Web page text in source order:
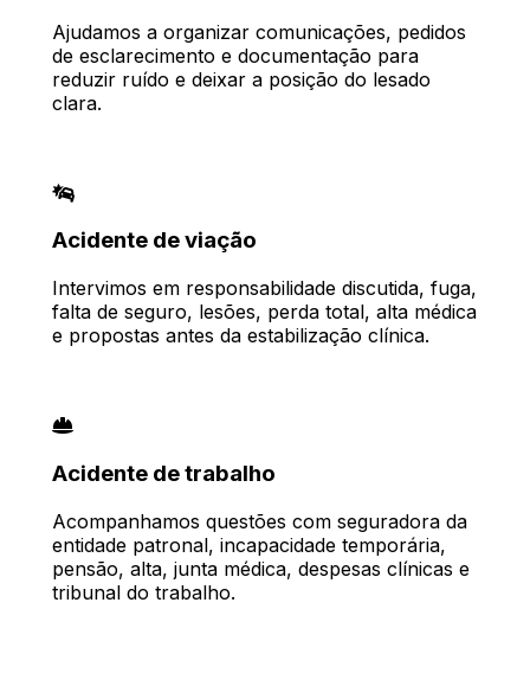
Ajudamos a organizar comunicações, pedidos
de esclarecimento e documentação para
reduzir ruído e deixar a posição do lesado
clara.
Acidente de viação
Intervimos em responsabilidade discutida, fuga,
falta de seguro, lesões, perda total, alta médica
e propostas antes da estabilização clínica.
Acidente de trabalho
Acompanhamos questões com seguradora da
entidade patronal, incapacidade temporária,
pensão, alta, junta médica, despesas clínicas e
tribunal do trabalho.